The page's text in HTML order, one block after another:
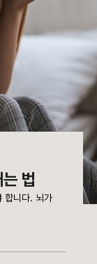
법
합니다. 뇌가